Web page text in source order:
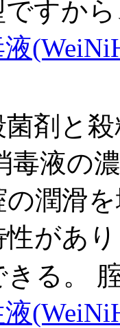
すか
剤と
毒液の
潤滑
があ
きる。